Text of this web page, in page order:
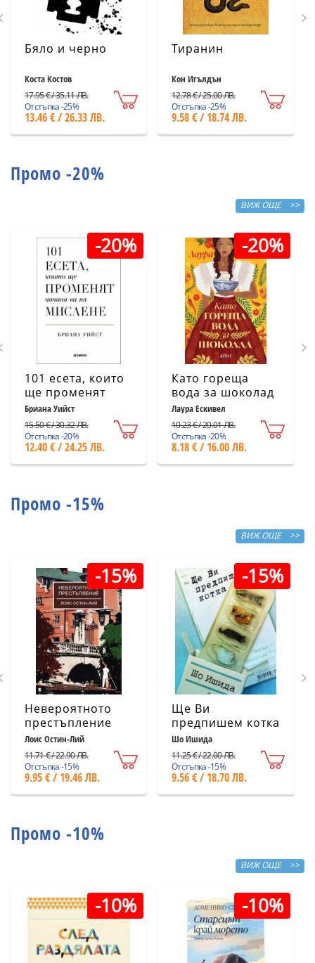
Бяло и черно
Коста Костов
17.95 € / 35.11 ЛВ.
Отстъпка -25%
13.46 € / 26.33 ЛВ.
Тиранин
Кон Игълдън
12.78 € / 25.00 ЛВ.
Отстъпка -25%
9.58 € / 18.74 ЛВ.
Промо -20%
ВИЖ ОЩЕ >>
-20%
101 есета, които
ще променят
начина ви на
мислене
Бриана Уийст
15.50 € / 30.32 ЛВ.
Отстъпка -20%
12.40 € / 24.25 ЛВ.
-20%
Като гореща
вода за шоколад
(ново издание)
Лаура Ескивел
10.23 € / 20.01 ЛВ.
Отстъпка -20%
8.18 € / 16.00 ЛВ.
Промо -15%
ВИЖ ОЩЕ >>
-15%
Невероятното
престъпление
Лоис Остин-Лий
11.71 € / 22.90 ЛВ.
Отстъпка -15%
9.95 € / 19.46 ЛВ.
-15%
Ще Ви
предпишем котка
Шо Ишида
11.25 € / 22.00 ЛВ.
Отстъпка -15%
9.56 € / 18.70 ЛВ.
Промо -10%
ВИЖ ОЩЕ >>
-10% -10%